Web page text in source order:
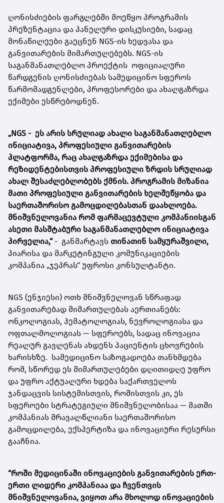
ღონისძიების ფარგლებში მოეწყო პროგრამის
პრეზენტაცია და პანელური დისკუსიები, სადაც
მონაწილეები გაეცნენ NGS-ის ხედვასა და
განვითარების მიმართულებებს. NGS-ის
საგანმანათლებლო პროექტის ოფიციალური
წარდგენის ღონისძიებას სამედიცინო სფეროს
წარმომადგენლები, პროფესორები და ახალგაზრდა
ექიმები ესწრებოდნენ.
„NGS - ეს არის სრულიად ახალი საგანმანათლებლო
ინიციატივა, პროფესიული განვითარების
პლატფორმა, რაც ახალგაზრდა ექიმებისა და
რეზიდენტებისთვის პროფესიული ზრდის სრულიად
ახალ შესაძლებლობებს ქმნის. პროგრამის მიზანია
მათი პროფესიული განვითარების ხელშეწყობა და
საერთაშორისო გამოცდილებასთან დაახლოება.
მნიშვნელოვანია რომ ფარმაცევტული კომპანიისგან
ასეთი მასშტაბური საგანმანათლებლო ინიციატივა
პირველია,“- განმარტავს თინათინ სამყურაშვილი,
პიარისა და მარკეტინგული კომუნიკაციების
კომპანია „ჯეპრას“ უფროსი კონსულტანტი.
NGS (ენჯიესი) ოთხ მნიშვნელოვან სწრაფად
განვითარებად მიმართულებას აერთიანებს:
ონკოლოგიას, ჰემატოლოგიას, ნევროლოგიასა და
ოფთალმოლოგიას — სფეროებს, სადაც ინოვაცია
რეალურ გავლენას ახდენს პაციენტის ცხოვრების
ხარისხზე. სამედიცინო საზოგადოება თანხმდება
რომ, სწორედ ეს მიმართულებები დღითიდღე უფრო
და უფრო აქტუალური ხდება საქართველოს
ჯანდაცვის სისტემისთვის, როშისთვის კი, ეს
სფეროები სტრატეგიული მნიშვნელობისაა — მათში
კომპანიას მრავალწლიანი საერთაშორისო
გამოცდილება, ექსპერტიზა და ინოვაციური რესურსი
გააჩნია.
“როში მედიცინაში ინოვაციების განვითარების ერთ-
ერთი ლიდერი კომპანიაა და ჩვენთვის
მნიშვნელოვანია, ვიყოთ არა მხოლოდ ინოვაციების